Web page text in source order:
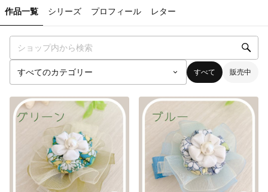
作品一覧 シリーズ プロフィール レター
すべて 販売中